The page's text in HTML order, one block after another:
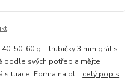
50, 60 g + trubičky 3 mm grátis
podle svých potřeb a mějte
situace. Forma na ol... celý popis